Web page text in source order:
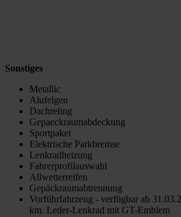
Sonstiges
Metallic
Alufelgen
Dachreling
Gepaeckraumabdeckung
Sportpaket
Elektrische Parkbremse
Lenkradheizung
Fahrerprofilauswahl
Allwetterreifen
Gepäckraumabtrennung
Vorführfahrzeug - verfügbar ab
km. Leder-Lenkrad mit GT-Emblem